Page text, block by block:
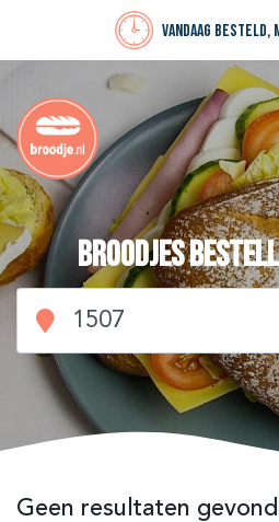
Vandaag besteld,
Broodjes
Geen resultaten